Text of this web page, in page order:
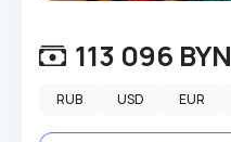
113 096 BYN
RUB USD EUR